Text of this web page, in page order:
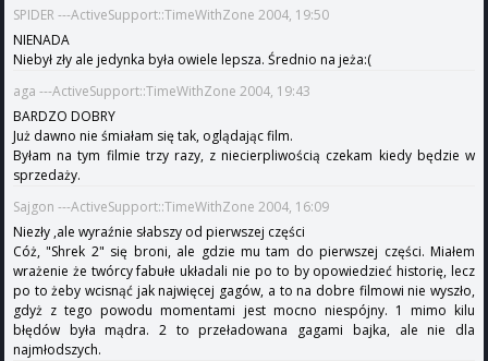
SPIDER ---ActiveSupport::TimeWithZone 2004, 19:50
NIENADA
Niebył zły ale jedynka była owiele lepsza. Średnio na jeża:(
aga ---ActiveSupport::TimeWithZone 2004, 19:43
BARDZO DOBRY
Już dawno nie śmiałam się tak, oglądając film.
Byłam na tym filmie trzy razy, z niecierpliwością czekam kiedy będzie w
sprzedaży.
Sajgon ---ActiveSupport::TimeWithZone 2004, 16:09
Niezły ,ale wyraźnie słabszy od pierwszej części
Cóż, "Shrek 2" się broni, ale gdzie mu tam do pierwszej części. Miałem
wrażenie że twórcy fabułe układali nie po to by opowiedzieć historię, lecz
po to żeby wcisnąć jak najwięcej gagów, a to na dobre filmowi nie wyszło,
gdyż z tego powodu momentami jest mocno niespójny. 1 mimo kilu
błędów była mądra. 2 to przeładowana gagami bajka, ale nie dla
najmłodszych.